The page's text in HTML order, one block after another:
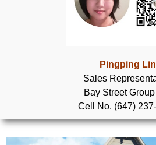
列治文山楼花项目
新居民
留学生指南
Pingping Lin
Sales
Bay Street
Cell No. (647)